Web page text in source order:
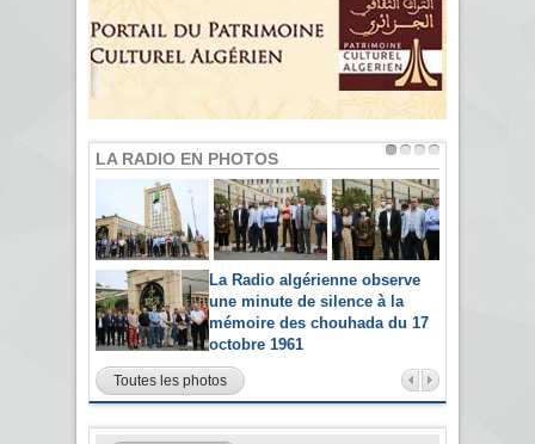
LA RADIO EN PHOTOS
La Radio algérienne observe
une minute de silence à la
mémoire des chouhada du 17
octobre 1961
Toutes les photos